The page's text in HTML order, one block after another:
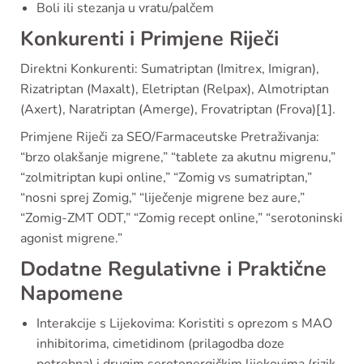
Boli ili stezanja u vratu/palčem
Konkurenti i Primjene Riječi
Direktni Konkurenti: Sumatriptan (Imitrex, Imigran),
Rizatriptan (Maxalt), Eletriptan (Relpax), Almotriptan
(Axert), Naratriptan (Amerge), Frovatriptan (Frova)[1].
Primjene Riječi za SEO/Farmaceutske Pretraživanja:
“brzo olakšanje migrene,” “tablete za akutnu migrenu,”
“zolmitriptan kupi online,” “Zomig vs sumatriptan,”
“nosni sprej Zomig,” “liječenje migrene bez aure,”
“Zomig-ZMT ODT,” “Zomig recept online,” “serotoninski
agonist migrene.”
Dodatne Regulativne i Praktične
Napomene
Interakcije s Lijekovima: Koristiti s oprezom s MAO
inhibitorima, cimetidinom (prilagodba doze